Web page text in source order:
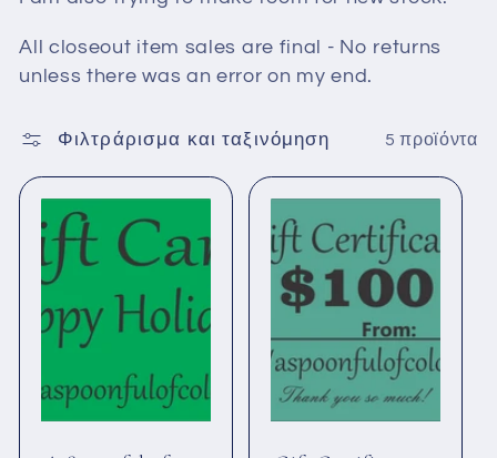
γ
ή
:
All closeout item sales are final - No returns
unless there was an error on my end.
Φιλτράρισμα και ταξινόμηση 5 προϊόντα